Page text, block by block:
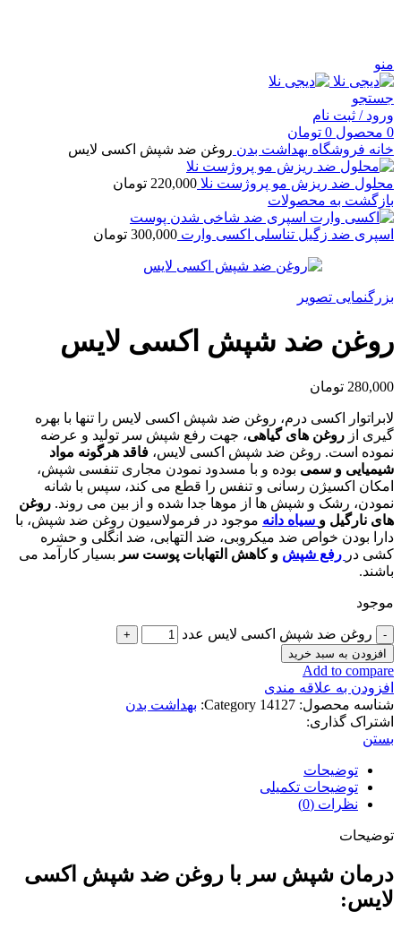
منو
جستجو
ورود / ثبت نام
0 محصول 0 تومان
خانه فروشگاه بهداشت بدن روغن ضد شپش اکسی لایس
محلول ضد ریزش مو پروژست نلا 220,000 تومان
بازگشت به محصولات
اسپری ضد زگیل تناسلی اکسی وارت 300,000 تومان
بزرگنمایی تصویر
روغن ضد شپش اکسی لایس
280,000 تومان
لابراتوار اکسی درم، روغن ضد شپش اکسی لایس را تنها با بهره
گیری از روغن های گیاهی، جهت رفع شپش سر تولید و عرضه
نموده است. روغن ضد شپش اکسی لایس، فاقد هرگونه مواد
شیمیایی و سمی بوده و با مسدود نمودن مجاری تنفسی شپش،
امکان اکسیژن رسانی و تنفس را قطع می کند، سپس با شانه
نمودن، رشک و شپش ها از موها جدا شده و از بین می روند. روغن
های نارگیل و سیاه دانه موجود در فرمولاسیون روغن ضد شپش، با
دارا بودن خواص ضد میکروبی، ضد التهابی، ضد انگلی و حشره
کشی در رفع شپش و کاهش التهابات پوست سر بسیار کارآمد می
باشند.
موجود
روغن ضد شپش اکسی لایس عدد
افزودن به سبد خرید
Add to compare
افزودن به علاقه مندی
شناسه محصول: 14127
Category: بهداشت بدن
اشتراک گذاری:
بستن
توضیحات
توضیحات تکمیلی
نظرات (0)
توضیحات
درمان شپش سر با روغن ضد شپش اکسی
لایس: